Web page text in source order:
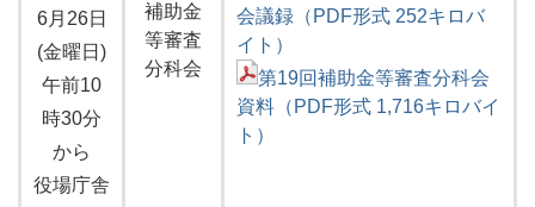
6月26日
(金曜日)
午前10
時30分
から
役場庁舎
補助金
等審査
分科会
会議録（PDF形式 252キロバ
イト）
第19回補助金等審査分科会
資料（PDF形式 1,716キロバイ
ト）